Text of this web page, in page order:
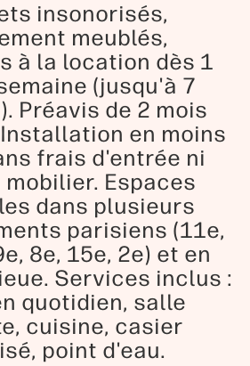
insonorisés,
meublés,
à la location dès 1
(jusqu'à 7
Préavis de 2 mois
en moins
frais d'entrée ni
Espaces
dans plusieurs
parisiens (11e,
8e, 15e, 2e) et en
Services inclus :
quotidien, salle
cuisine, casier
point d'eau.